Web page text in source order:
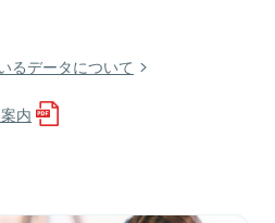
るデータについて
内